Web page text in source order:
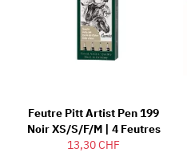
Feutre Pitt Artist Pen 199
Noir XS/S/F/M | 4 Feutres
13,30 CHF